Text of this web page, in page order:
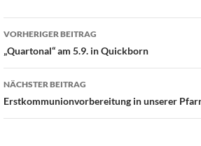
Beitragsnavigation
VORHERIGER BEITRAG
„Quartonal“ am 5.9. in Quickborn
NÄCHSTER BEITRAG
Erstkommunionvorbereitung in unserer